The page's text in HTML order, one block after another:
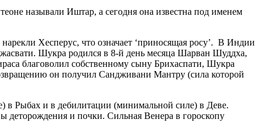
называли Иштар, а сегодня она известна под именем
Хесперус, что означает ‘приносящая росу’. В Индии
Шукра родился в 8-й день месяца Шарван Шуддха,
благоволил собственному сыну Брихаспати, Шукра
он получил Сандживани Мантру (сила которой
в Рыбах и в дебилитации (минимальной силе) в Деве.
деторождения и почки. Сильная Венера в гороскопу